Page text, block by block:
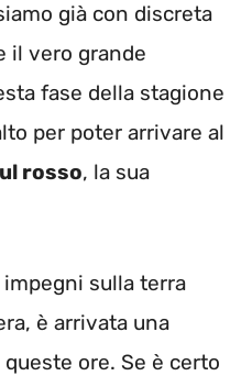
già con discreta
il vero grande
fase della stagione
per poter arrivare al
rosso, la sua
sulla terra
è arrivata una
ore. Se è certo